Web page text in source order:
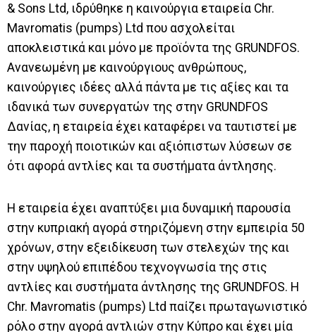
& Sons Ltd, ιδρύθηκε η καινούργια εταιρεία Chr.
Mavromatis (pumps) Ltd που ασχολείται
αποκλειστικά και μόνο με προϊόντα της GRUNDFOS.
Ανανεωμένη με καινούργιους ανθρώπους,
καινούργιες ιδέες αλλά πάντα με τις αξίες και τα
ιδανικά των συνεργατών της στην GRUNDFOS
Δανίας, η εταιρεία έχει καταφέρει να ταυτιστεί με
την παροχή ποιοτικών και αξιόπιστων λύσεων σε
ότι αφορά αντλίες και τα συστήματα άντλησης.
Η εταιρεία έχει αναπτύξει μια δυναμική παρουσία
στην κυπριακή αγορά στηριζόμενη στην εμπειρία 50
χρόνων, στην εξειδίκευση των στελεχών της και
στην υψηλού επιπέδου τεχνογνωσία της στις
αντλίες και συστήματα άντλησης της GRUNDFOS. Η
Chr. Mavromatis (pumps) Ltd παίζει πρωταγωνιστικό
ρόλο στην αγορά αντλιών στην Κύπρο και έχει μία